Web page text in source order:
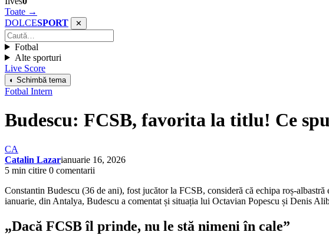
Toate →
DOLCESPORT ✕
Fotbal
Alte sporturi
Live Score
◐ Schimbă tema
Fotbal Intern
Budescu: FCSB, favorita la titlu! Ce
CA
Catalin Lazarianuarie 16, 2026
5 min citire 0 comentarii
Constantin Budescu (36 de ani), fost jucător la FCSB, consideră că echipa roș-
ianuarie, din Antalya, Budescu a comentat și situația lui Octavian Popescu și Denis
„Dacă FCSB îl prinde, nu le stă nimeni în cale”